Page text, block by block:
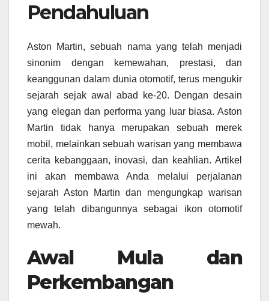
Pendahuluan
Aston Martin, sebuah nama yang telah menjadi
sinonim dengan kemewahan, prestasi, dan
keanggunan dalam dunia otomotif, terus mengukir
sejarah sejak awal abad ke-20. Dengan desain
yang elegan dan performa yang luar biasa. Aston
Martin tidak hanya merupakan sebuah merek
mobil, melainkan sebuah warisan yang membawa
cerita kebanggaan, inovasi, dan keahlian. Artikel
ini akan membawa Anda melalui perjalanan
sejarah Aston Martin dan mengungkap warisan
yang telah dibangunnya sebagai ikon otomotif
mewah.
Awal Mula dan
Perkembangan